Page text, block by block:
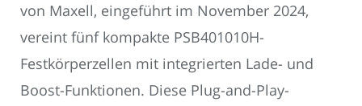
von Maxell, eingeführt im November 2024,
vereint fünf kompakte PSB401010H-
Festkörperzellen mit integrierten Lade- und
Boost-Funktionen. Diese Plug-and-Play-